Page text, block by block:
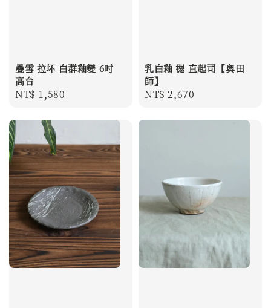
疊雪 拉坏 白群釉變 6吋
高台
Regular
NT$ 1,580
乳白釉 褪 直起司【奧田
師】
Regular
NT$ 2,670